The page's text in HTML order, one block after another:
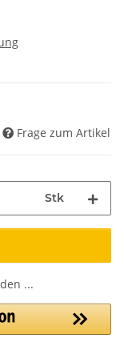
Frage zum Artikel
Stk
...